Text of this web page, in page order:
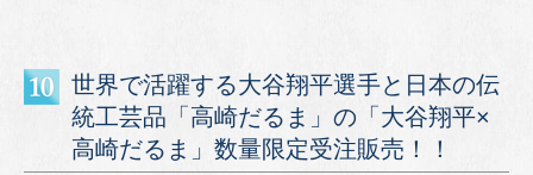
世界で活躍する大谷翔平選手と日本の伝
統工芸品「高崎だるま」の「大谷翔平×
高崎だるま」数量限定受注販売！！